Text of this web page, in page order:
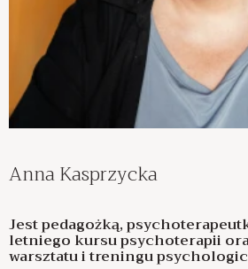
Anna Kasprzycka
Jest pedagożką,
letniego kursu psychoterapii
warsztatu i treningu